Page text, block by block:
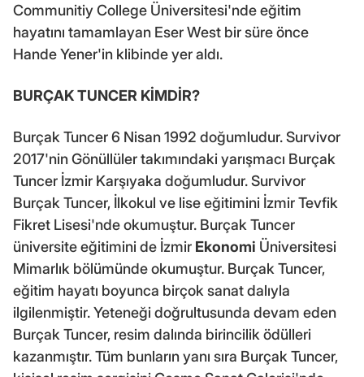
Communitiy College Üniversitesi'nde eğitim
hayatını tamamlayan Eser West bir süre önce
Hande Yener'in klibinde yer aldı.
BURÇAK TUNCER KİMDİR?
Burçak Tuncer 6 Nisan 1992 doğumludur. Survivor
2017'nin Gönüllüler takımındaki yarışmacı Burçak
Tuncer İzmir Karşıyaka doğumludur. Survivor
Burçak Tuncer, İlkokul ve lise eğitimini İzmir Tevfik
Fikret Lisesi'nde okumuştur. Burçak Tuncer
üniversite eğitimini de İzmir Ekonomi Üniversitesi
Mimarlık bölümünde okumuştur. Burçak Tuncer,
eğitim hayatı boyunca birçok sanat dalıyla
ilgilenmiştir. Yeteneği doğrultusunda devam eden
Burçak Tuncer, resim dalında birincilik ödülleri
kazanmıştır. Tüm bunların yanı sıra Burçak Tuncer,